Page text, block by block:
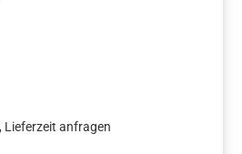
geschliffen wird. Sie können bis zu 4
gegen Fließ- und
Lieferzeit anfragen